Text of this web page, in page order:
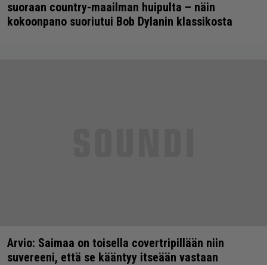
suoraan country-maailman huipulta – näin
kokoonpano suoriutui Bob Dylanin klassikosta
Arvio: Saimaa on toisella covertripillään niin
suvereeni, että se kääntyy itseään vastaan